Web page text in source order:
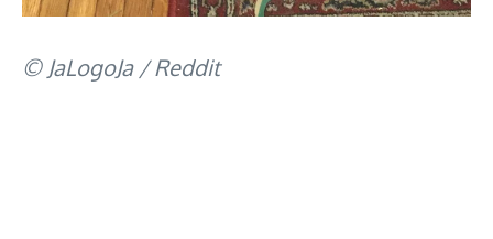
© JaLogoJa / Reddit